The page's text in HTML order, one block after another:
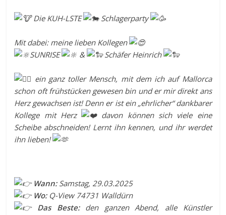
Die KUH-LSTE Schlagerparty
Mit dabei: meine lieben Kollegen
SUNRISE
& Schäfer Heinrich
ein ganz toller Mensch, mit dem ich auf Mallorca
schon oft frühstücken gewesen bin und er mir direkt ans
Herz gewachsen ist! Denn er ist ein „ehrlicher“ dankbarer
Kollege mit Herz
davon können sich viele eine
Scheibe abschneiden! Lernt ihn kennen, und ihr werdet
ihn lieben!
Wann:Samstag, 29.03.2025
Wo:Q-View 74731 Walldürn
Das Beste:den ganzen Abend, alle Künstler